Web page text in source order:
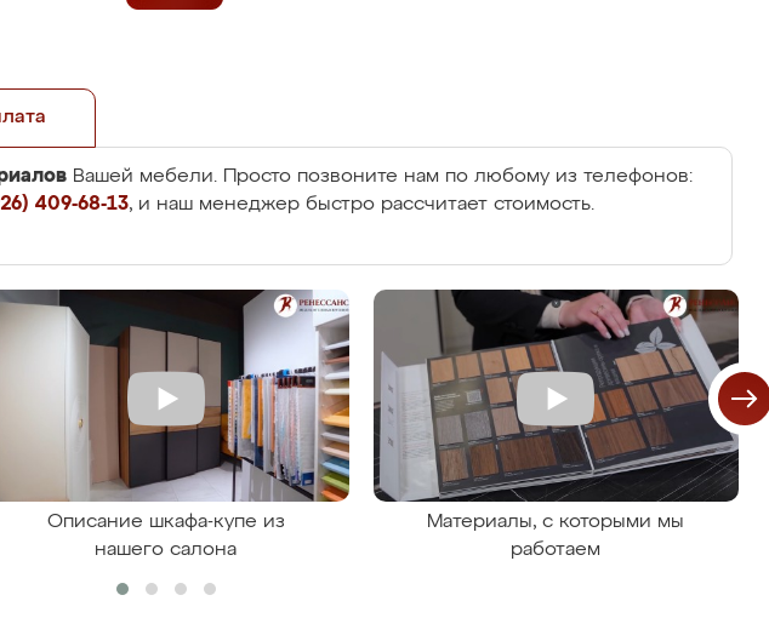
Вашей мебели. Просто позвоните нам по любому из телефонов:
409-68-13, и наш менеджер быстро рассчитает стоимость.
Описание шкафа-купе из
нашего салона
Материалы, с которыми мы
работаем